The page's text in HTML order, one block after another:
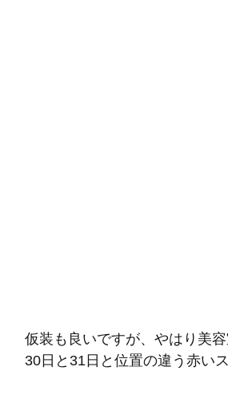
仮装も良いですが、やはり美容
30日と31日と位置の違う赤い